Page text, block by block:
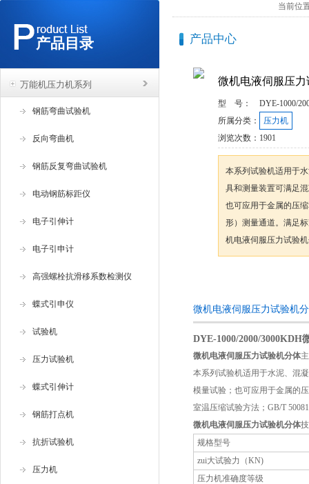
产品目录
万能机压力机系列
钢筋弯曲试验机
反向弯曲机
钢筋反复弯曲试验机
电动钢筋标距仪
电子引伸计
电子引申计
高强螺栓抗滑移系数检测仪
蝶式引申仪
试验机
压力试验机
蝶式引伸计
钢筋打点机
抗折试验机
压力机
当前位
产品中心
微机电液伺服压
型 号：
DYE-1000/
所属分类：
压力机
浏览次数： 1901
本系列试验机适用于
具和测量装置可满足
也可应用于金属的压
形）测量通道。满足
机电液伺服压力试验
微机电液伺服压力试验机
DYE-1000/2000/3000KDH
微机电液伺服压力试验机分体
本系列试验机适用于水泥、混
模量试验；也可应用于金属的
室温压缩试验方法；GB/T
微机电液伺服压力试验机分体
规格型号
zui大试验力（KN)
压力机准确度等级